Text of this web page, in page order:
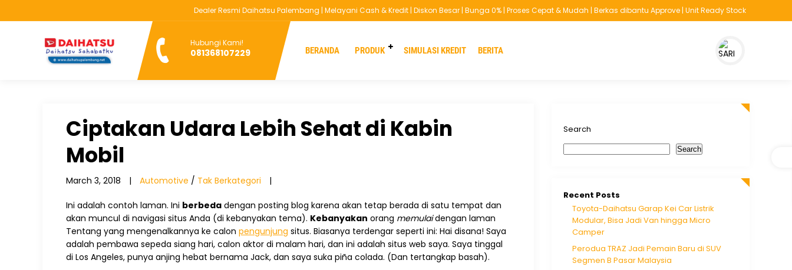
Dealer Resmi Daihatsu Palembang | Melayani Cash & Kredit | Diskon Besar | Bunga 0% | Proses Cepat & Mudah | Berkas dibantu Approve | Unit Ready Stock
Hubungi Kami!
081368107229 BERANDA PRODUK SIMULASI KREDIT BERITA
You are here :Beranda/Automotive/Ciptakan Udara Lebih Sehat di Kabin Mobil
Ciptakan Udara Lebih Sehat di Kabin
Mobil
March 3, 2018 | Automotive / Tak Berkategori |
Ini adalah contoh laman. Ini berbeda dengan posting blog karena akan tetap berada di satu tempat dan
akan muncul di navigasi situs Anda (di kebanyakan tema). Kebanyakan orang memulaidengan laman
Tentang yang mengenalkannya ke calon pengunjung situs. Biasanya terdengar seperti ini: Hai disana! Saya
adalah pembawa sepeda siang hari, calon aktor di malam hari, dan ini adalah situs web saya. Saya tinggal
di Los Angeles, punya anjing hebat bernama Jack, dan saya suka piña colada. (Dan tertangkap basah).
Search
Search
Recent Posts
Toyota-Daihatsu Garap Kei Car Listrik
Modular, Bisa Jadi Van hingga Micro
Camper
Perodua TRAZ Jadi Pemain Baru di SUV
Segmen B Pasar Malaysia